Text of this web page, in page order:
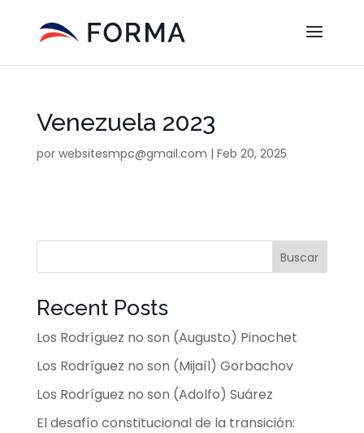
Venezuela 2023
por websitesmpc@gmail.com | Feb 20, 2025
Buscar
Recent Posts
Los Rodríguez no son (Augusto) Pinochet
Los Rodríguez no son (Mijaíl) Gorbachov
Los Rodríguez no son (Adolfo) Suárez
El desafío constitucional de la transición: